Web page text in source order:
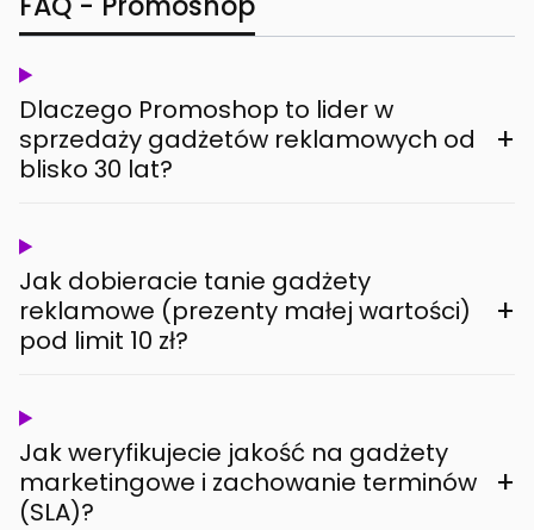
Dlaczego Promoshop to lider w
sprzedaży gadżetów reklamowych od
blisko 30 lat?
+
Jak dobieracie tanie gadżety
reklamowe (prezenty małej wartości)
pod limit 10 zł?
+
Jak weryfikujecie jakość na gadżety
marketingowe i zachowanie terminów
(SLA)?
+